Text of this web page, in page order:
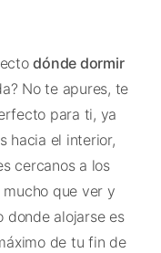
dónde dormir
No te apures, te
para ti, ya
hacia el interior,
cercanos a los
que ver y
donde alojarse es
de tu fin de